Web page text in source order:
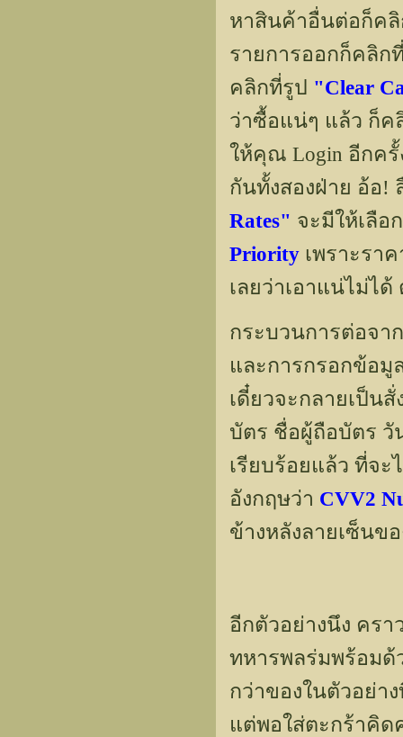
หาสินค้าอื่นต่อก็ค
รายการออกก็คลิก
คลิกที่รูป "Clear
ว่าซื้อแน่ๆ แล้ว ก็ค
ให้คุณ Login อีกค
กันทั้งสองฝ่าย อ้อ!
Rates" จะมีให้เลือ
Priority เพราะรา
เลยว่าเอาแน่ไม่ไ
กระบวนการต่อจา
และการกรอกข้อมู
เดี๋ยวจะกลายเป็น
บัตร ชื่อผู้ถือบัตร
เรียบร้อยแล้ว ที่จ
อังกฤษว่า CVV2
ข้างหลังลายเซ็นข
อีกตัวอย่างนึง ครา
ทหารพลร่มพร้อม
กว่าของในตัวอย่าง
แต่พอใส่ตะกร้าคิด